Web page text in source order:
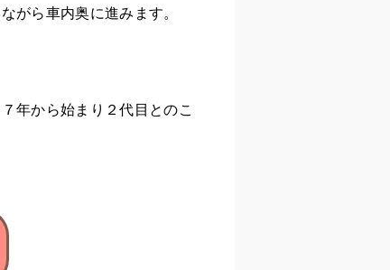
がら車内奥に進みます。
年から始まり２代目とのこ